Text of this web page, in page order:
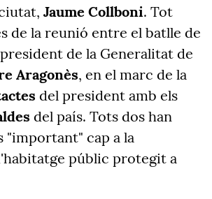
Jaume Collboni. Tot
de la reunió entre el batlle de
de la Generalitat de
Aragonès, en el marc de la
del president amb els
del país. Tots dos han
"important" cap a la
públic protegit a